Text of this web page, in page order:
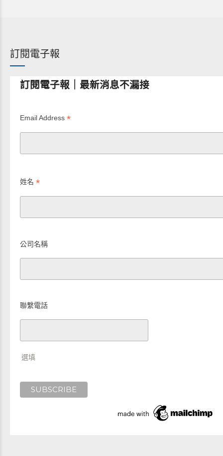
訂閱電子報
訂閱電子報｜最新消息不漏接
Email Address *
姓名 *
公司名稱
聯繫電話
選填